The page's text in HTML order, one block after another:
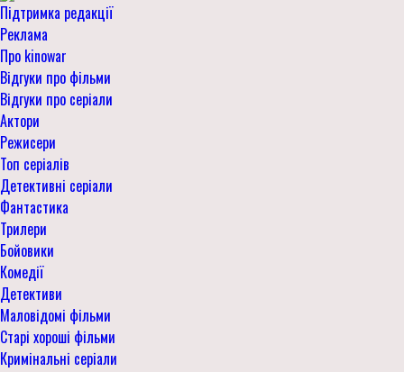
Підтримка редакції
Реклама
Про kinowar
Відгуки про фільми
Відгуки про серіали
Актори
Режисери
Топ серіалів
Детективні серіали
Фантастика
Трилери
Бойовики
Комедії
Детективи
Маловідомі фільми
Старі хороші фільми
Кримінальні серіали